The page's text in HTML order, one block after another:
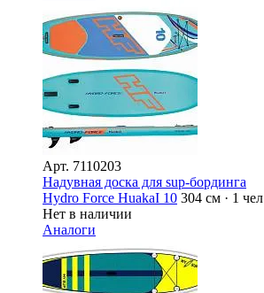
Арт. 7110203
Надувная доска для sup-бординга
Hydro Force HuakaI 10 304 см · 1 чел
Нет в наличии
Аналоги